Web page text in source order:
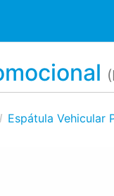
Espátula Vehicular